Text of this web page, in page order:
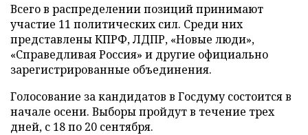
Всего в распределении позиций принимают
участие 11 политических сил. Среди них
представлены КПРФ, ЛДПР, «Новые люди»,
«Справедливая Россия» и другие официально
зарегистрированные объединения.
Голосование за кандидатов в Госдуму состоится в
начале осени. Выборы пройдут в течение трех
дней, с 18 по 20 сентября.